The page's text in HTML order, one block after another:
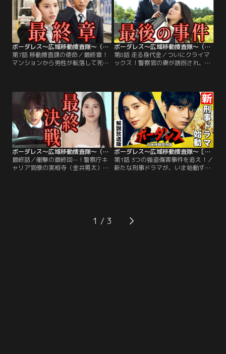
してあげたい桃子（土屋太鳳）と蕾
（佐藤勝利）に対し、須黒（横田栄
司）や白鳥（田中幸太朗）は関わる
べきではない、と進言し…。
車とで現場へと急行する！現場に到
着すると、ほどなくして区長の網島
大地（今井悠貴）が救助の指揮をと
るためにやってくる。
ボーダレス～広域移動捜査隊～（2026/05/27放送分）第07話
第7話 移動捜査課の使命／最終章！
マンションから男性が転落して死
【一番星】に捜査本部が立つかと思
われる中、敵対心むき出しだったは
ずの歌舞伎町署と東中野署が“話し
合った結果”、歌舞伎町署に捜査本
部が立てられることに。
ボーダレス～広域移動捜査隊～（2026/06/03放送分）第08話
第8話 走る身代金／ついにクライマ
ックス！警察官の妻が誘拐され、犯
う赤瀬則文（井ノ原快彦）たち。し
かし警察の動きを読んだ犯人からの
指示は次々と変わり、逆探知もAI解
析も出来ぬまま、移動捜査課は翻弄
されるばかりだった！
ボーダレス～広域移動捜査隊～（2026/06/10放送分）第09話
最終話／衝撃の最終回--！警察庁キ
ャリア官僚の実相寺（金井勇太）ら
ってきていたことが明らかに…。そ
して心悟の命を受けた狙撃手の弾丸
ボーダレス～広域移動捜査隊～［解説放送］ 第01話
第1話 3つの強盗傷害事件を追え！／
新たな刑事ドラマが、いま始動す
蕾（佐藤勝利）が飛び乗ったのは、
その中核を担う捜査本部車【一番
1